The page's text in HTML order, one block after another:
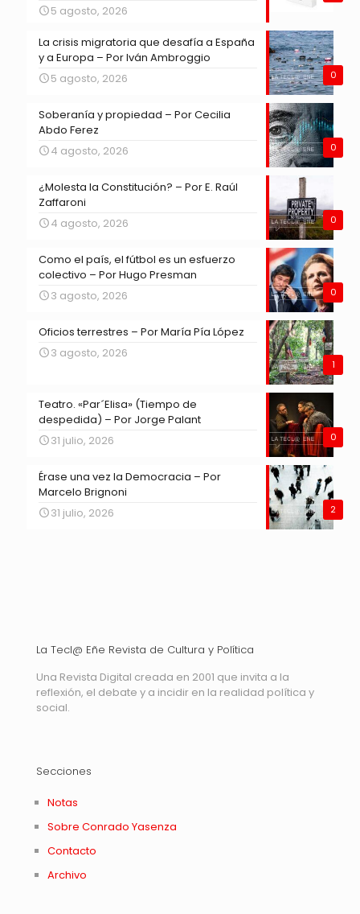
5 agosto, 2026
0
La crisis migratoria que desafía a España
y a Europa – Por Iván Ambroggio
5 agosto, 2026
0
Soberanía y propiedad – Por Cecilia
Abdo Ferez
4 agosto, 2026
0
¿Molesta la Constitución? – Por E. Raúl
Zaffaroni
4 agosto, 2026
0
Como el país, el fútbol es un esfuerzo
colectivo – Por Hugo Presman
3 agosto, 2026
1
Oficios terrestres – Por María Pía López
3 agosto, 2026
0
Teatro. «Par´Elisa» (Tiempo de
despedida) – Por Jorge Palant
31 julio, 2026
2
Érase una vez la Democracia – Por
Marcelo Brignoni
31 julio, 2026
La Tecl@ Eñe Revista de Cultura y Política
Una Revista Digital creada en 2001 que invita a la
reflexión, el debate y a incidir en la realidad política y
social.
Secciones
Notas
Sobre Conrado Yasenza
Contacto
Archivo